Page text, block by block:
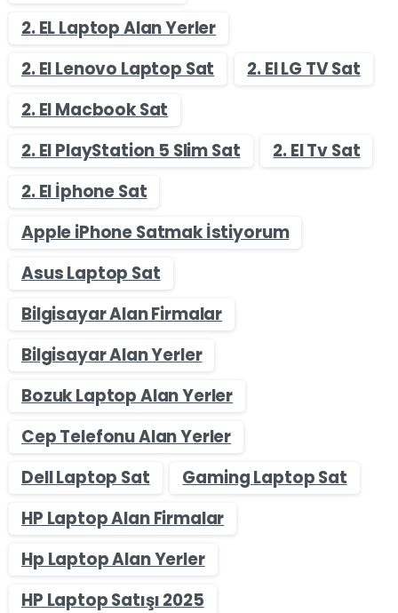
2. EL Laptop Alan Yerler
2. El Lenovo Laptop Sat
2. El LG TV Sat
2. El Macbook Sat
2. El PlayStation 5 Slim Sat
2. El Tv Sat
2. El İphone Sat
Apple iPhone Satmak İstiyorum
Asus Laptop Sat
Bilgisayar Alan Firmalar
Bilgisayar Alan Yerler
Bozuk Laptop Alan Yerler
Cep Telefonu Alan Yerler
Dell Laptop Sat
Gaming Laptop Sat
HP Laptop Alan Firmalar
Hp Laptop Alan Yerler
HP Laptop Satışı 2025